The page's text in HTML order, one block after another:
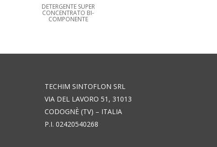
DETERGENTE SUPER
CONCENTRATO BI-
COMPONENTE
TECHIM SINTOFLON SRL
VIA DEL LAVORO 51, 31013
CODOGNÈ (TV) – ITALIA
P.I. 02420540268